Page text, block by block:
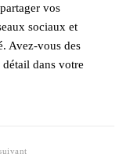
vos
sociaux et
Avez-vous des
dans votre